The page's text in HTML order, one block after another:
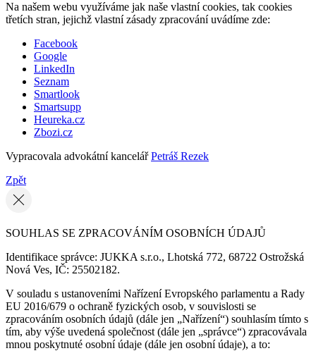
Na našem webu využíváme jak naše vlastní cookies, tak cookies
třetích stran, jejichž vlastní zásady zpracování uvádíme zde:
Facebook
Google
LinkedIn
Seznam
Smartlook
Smartsupp
Heureka.cz
Zbozi.cz
Vypracovala advokátní kancelářPetráš Rezek
Zpět
SOUHLAS SE ZPRACOVÁNÍM OSOBNÍCH ÚDAJŮ
Identifikace správce: JUKKA s.r.o., Lhotská 772, 68722 Ostrožská
Nová Ves, IČ: 25502182.
V souladu s ustanoveními Nařízení Evropského parlamentu a Rady
EU 2016/679 o ochraně fyzických osob, v souvislosti se
zpracováním osobních údajů (dále jen „Nařízení“) souhlasím tímto s
tím, aby výše uvedená společnost (dále jen „správce“) zpracovávala
mnou poskytnuté osobní údaje (dále jen osobní údaje), a to: